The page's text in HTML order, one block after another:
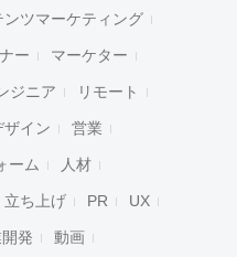
ンツマーケティング
ー マーケター
ジニア リモート
ザイン 営業
ーム 人材
立ち上げ PR UX
発 動画